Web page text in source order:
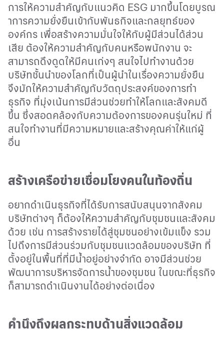
การให้ความสำคัญกับแนวคิด ESG มากขึ้นโดยบูรณ
าการความยั่งยืนเข้ากับพันธกิจและกลยุทธ์ของ
องค์กร เพื่อสร้างความมั่นใจให้กับผู้มีส่วนได้ส่วน
เสีย ต้องให้ความสำคัญกับคนหรือพนักงาน จะ
สามารถดึงดูดให้มีคนเก่งๆ สนใจไปทำงานด้วย
บริษัทชั้นนำของโลกที่เป็นผู้นำในเรื่องความยั่งยืน
จึงมักให้ความสำคัญกับวัตถุประสงค์ของการทำ
ธุรกิจ ที่มุ่งเน้นการมีส่วนช่วยทำให้โลกและสังคมดี
ขึ้น ซึ่งสอดคล้องกับความต้องการของคนรุ่นใหม่ ที่
สนใจทำงานที่มีความหมายและสร้างคุณค่าให้แก่ผู้
อื่น
สร้างเครือข่ายเชื่อมโยงคนในท้องถิ่น
อยากดำเนินธุรกิจที่ได้รับการสนับสนุนจากสังคม
บริษัทต่างๆ ก็ต้องให้ความสำคัญกับชุมชนและสังคม
ด้วย เช่น การสร้างรายได้สู่ชุมชนอย่างเข้มแข็ง รวม
ไปถึงการมีส่วนร่วมกับชุมชนแวดล้อมของบริษัท ที่
ตั้งอยู่ในพื้นที่ที่มีน้ำอยู่อย่างจำกัด อาจมีส่วนช่วย
พัฒนาการบริหารจัดการน้ำของชุมชน ในขณะที่ธุรกิจ
ก็สามารถดำเนินงานได้อย่างต่อเนื่อง
คำนึงถึงผลกระทบด้านสิ่งแวดล้อม